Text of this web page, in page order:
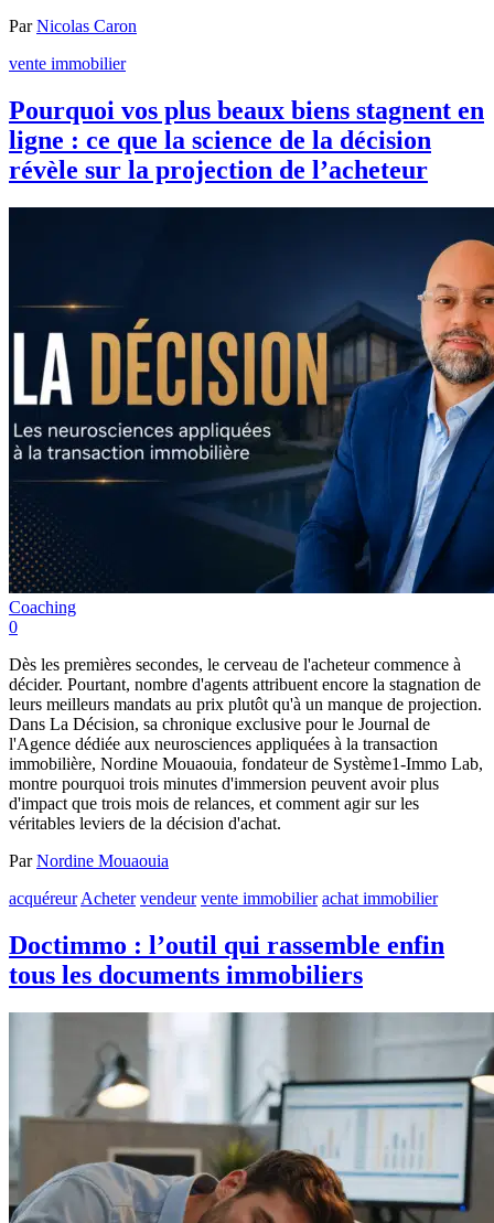
ParNicolas Caron
vente immobilier
Pourquoi vos plus beaux biens stagnent en
ligne : ce que la science de la décision
révèle sur la projection de l’acheteur
Coaching
0
Dès les premières secondes, le cerveau de l'acheteur commence à
décider. Pourtant, nombre d'agents attribuent encore la stagnation de
leurs meilleurs mandats au prix plutôt qu'à un manque de projection.
Dans La Décision, sa chronique exclusive pour le Journal de
l'Agence dédiée aux neurosciences appliquées à la transaction
immobilière, Nordine Mouaouia, fondateur de Système1-Immo Lab,
montre pourquoi trois minutes d'immersion peuvent avoir plus
d'impact que trois mois de relances, et comment agir sur les
véritables leviers de la décision d'achat.
ParNordine Mouaouia
acquéreur Acheter vendeur vente immobilier achat immobilier
Doctimmo : l’outil qui rassemble enfin
tous les documents immobiliers